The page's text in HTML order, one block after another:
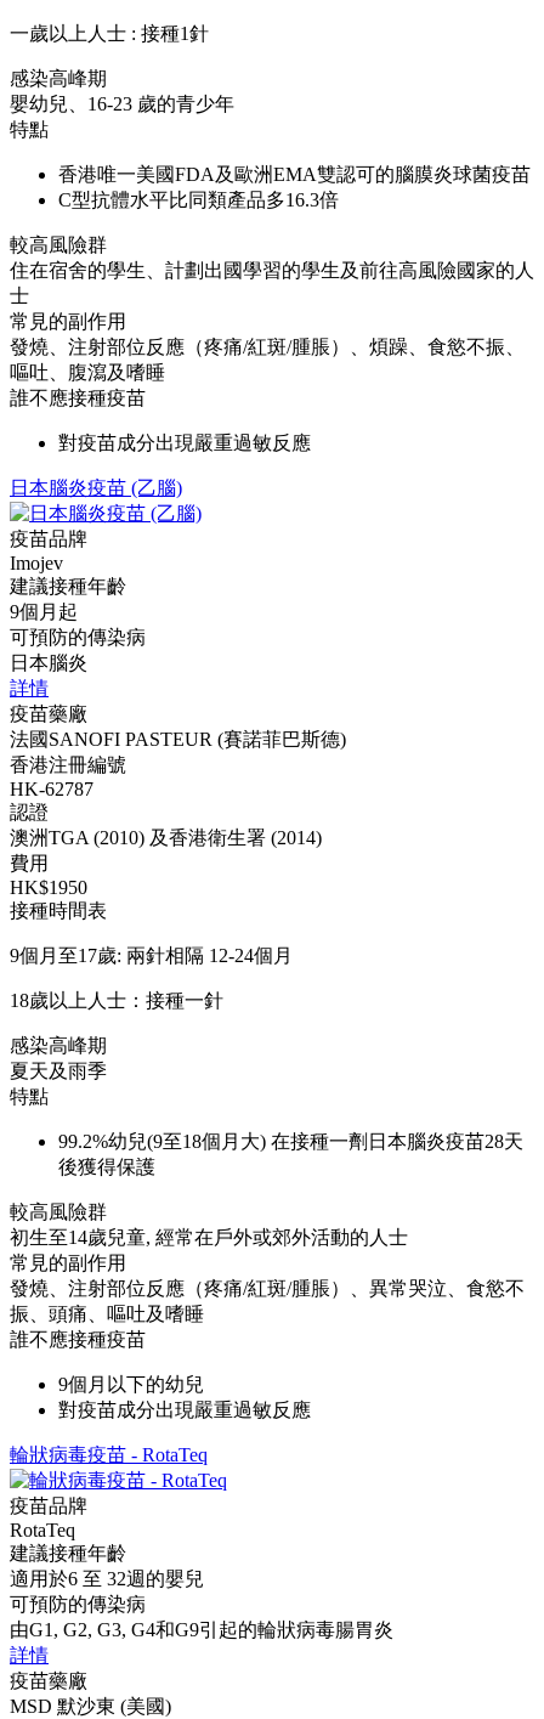
一歲以上人士 : 接種1針
感染高峰期
嬰幼兒、16-23 歲的青少年
特點
香港唯一美國FDA及歐洲EMA雙認可的腦膜炎球菌疫苗
C型抗體水平比同類產品多16.3倍
較高風險群
住在宿舍的學生、計劃出國學習的學生及前往高風險國家的人
士
常見的副作用
發燒、注射部位反應（疼痛/紅斑/腫脹）、煩躁、食慾不振、
嘔吐、腹瀉及嗜睡
誰不應接種疫苗
對疫苗成分出現嚴重過敏反應
日本腦炎疫苗 (乙腦)
疫苗品牌
Imojev
建議接種年齡
9個月起
可預防的傳染病
日本腦炎
詳情
疫苗藥廠
法國SANOFI PASTEUR (賽諾菲巴斯德)
香港注冊編號
HK-62787
認證
澳洲TGA (2010) 及香港衛生署 (2014)
費用
HK$1950
接種時間表
9個月至17歲: 兩針相隔 12-24個月
18歲以上人士：接種一針
感染高峰期
夏天及雨季
特點
99.2%幼兒(9至18個月大) 在接種一劑日本腦炎疫苗28天
後獲得保護
較高風險群
初生至14歲兒童, 經常在戶外或郊外活動的人士
常見的副作用
發燒、注射部位反應（疼痛/紅斑/腫脹）、異常哭泣、食慾不
振、頭痛、嘔吐及嗜睡
誰不應接種疫苗
9個月以下的幼兒
對疫苗成分出現嚴重過敏反應
輪狀病毒疫苗 - RotaTeq
疫苗品牌
RotaTeq
建議接種年齡
適用於6 至 32週的嬰兒
可預防的傳染病
由G1, G2, G3, G4和G9引起的輪狀病毒腸胃炎
詳情
疫苗藥廠
MSD 默沙東 (美國)